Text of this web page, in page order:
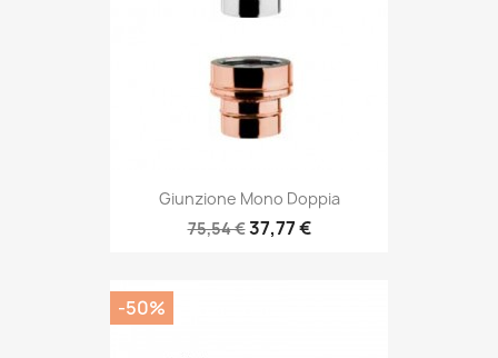
Giunzione Mono Doppia
75,54 €37,77 €
-50%